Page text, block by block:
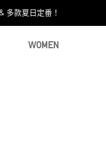
多款夏日定番！​
WOMEN